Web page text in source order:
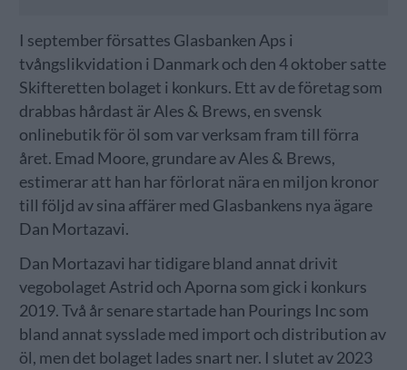
I september försattes Glasbanken Aps i
tvångslikvidation i Danmark och den 4 oktober satte
Skifteretten bolaget i konkurs. Ett av de företag som
drabbas hårdast är Ales & Brews, en svensk
onlinebutik för öl som var verksam fram till förra
året. Emad Moore, grundare av Ales & Brews,
estimerar att han har förlorat nära en miljon kronor
till följd av sina affärer med Glasbankens nya ägare
Dan Mortazavi.
Dan Mortazavi har tidigare bland annat drivit
vegobolaget Astrid och Aporna som gick i konkurs
2019. Två år senare startade han Pourings Inc som
bland annat sysslade med import och distribution av
öl, men det bolaget lades snart ner. I slutet av 2023